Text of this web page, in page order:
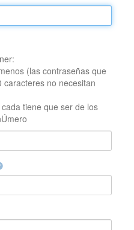
(las contraseñas que
no necesitan
tiene que ser de los